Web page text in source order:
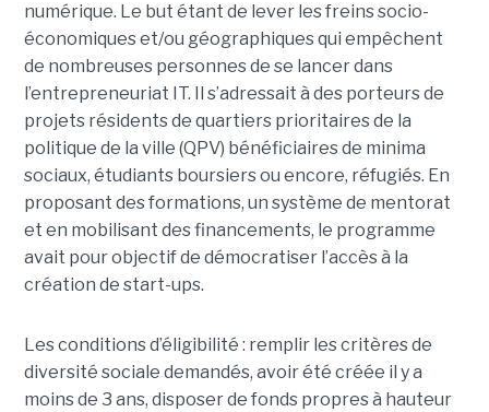
numérique. Le but étant de lever les freins socio-
économiques et/ou géographiques qui empêchent
de nombreuses personnes de se lancer dans
l’entrepreneuriat IT. Il s’adressait à des porteurs de
projets résidents de quartiers prioritaires de la
politique de la ville (QPV) bénéficiaires de minima
sociaux, étudiants boursiers ou encore, réfugiés. En
proposant des formations, un système de mentorat
et en mobilisant des financements, le programme
avait pour objectif de démocratiser l’accès à la
création de start-ups.
Les conditions d’éligibilité : remplir les critères de
diversité sociale demandés, avoir été créée il y a
moins de 3 ans, disposer de fonds propres à hauteur